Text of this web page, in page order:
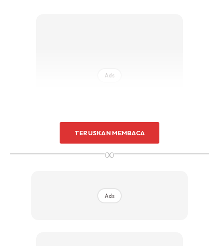
Ads
TERUSKAN MEMBACA
∞
Ads